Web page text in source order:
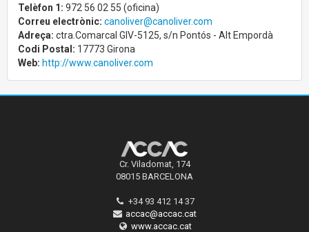
Telèfon 1: 972 56 02 55 (oficina)
Correu electrònic: canoliver@canoliver.com
Adreça: ctra.Comarcal GIV-5125, s/n Pontós - Alt Empordà
Codi Postal: 17773 Girona
Web: http://www.canoliver.com
Cr. Viladomat, 174
08015 BARCELONA
+34 93 412 14 37
accac@accac.cat
www.accac.cat